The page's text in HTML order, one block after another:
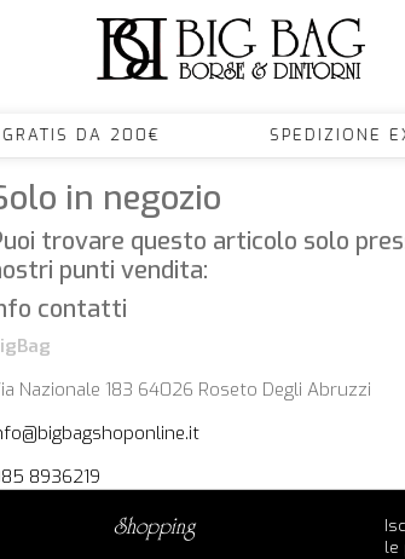
GRATIS DA 200€
in negozio
trovare questo articolo solo
punti vendita:
contatti
Nazionale 183 64026 Roseto Degli Abruzzi
8936219
shopping
le